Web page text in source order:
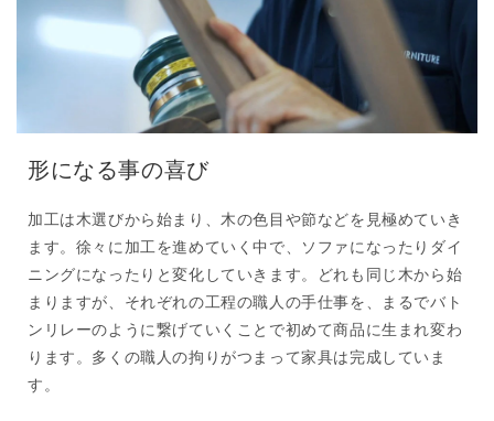
形になる事の喜び
加工は木選びから始まり、木の色目や節などを見極めていき
ます。徐々に加工を進めていく中で、ソファになったりダイ
ニングになったりと変化していきます。どれも同じ木から始
まりますが、それぞれの工程の職人の手仕事を、まるでバト
ンリレーのように繋げていくことで初めて商品に生まれ変わ
ります。多くの職人の拘りがつまって家具は完成していま
す。